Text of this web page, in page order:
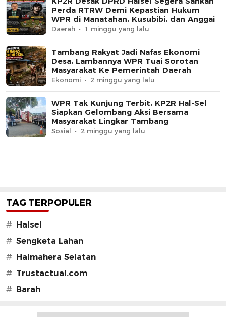
Perda RTRW Demi Kepastian Hukum
WPR di Manatahan, Kusubibi, dan Anggai
Daerah 1 minggu yang lalu
Tambang Rakyat Jadi Nafas Ekonomi
Desa, Lambannya WPR Tuai Sorotan
Masyarakat Ke Pemerintah Daerah
Ekonomi 2 minggu yang lalu
WPR Tak Kunjung Terbit, KP2R Hal-Sel
Siapkan Gelombang Aksi Bersama
Masyarakat Lingkar Tambang
Sosial 2 minggu yang lalu
TAG TERPOPULER
#
Halsel
# Sengketa Lahan
#
Halmahera Selatan
# Trustactual.com
#
Barah